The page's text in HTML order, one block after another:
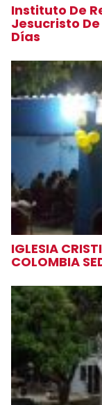
Instituto De
Jesucristo De
Días
IGLESIA
COLOMBIA